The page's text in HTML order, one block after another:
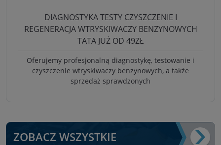
DIAGNOSTYKA TESTY CZYSZCZENIE I
REGENERACJA WTRYSKIWACZY BENZYNOWYCH
TATA JUŻ OD 49ZŁ
Oferujemy profesjonalną diagnostykę, testowanie i
czyszczenie wtryskiwaczy benzynowych, a także
sprzedaż sprawdzonych
ZOBACZ WSZYSTKIE